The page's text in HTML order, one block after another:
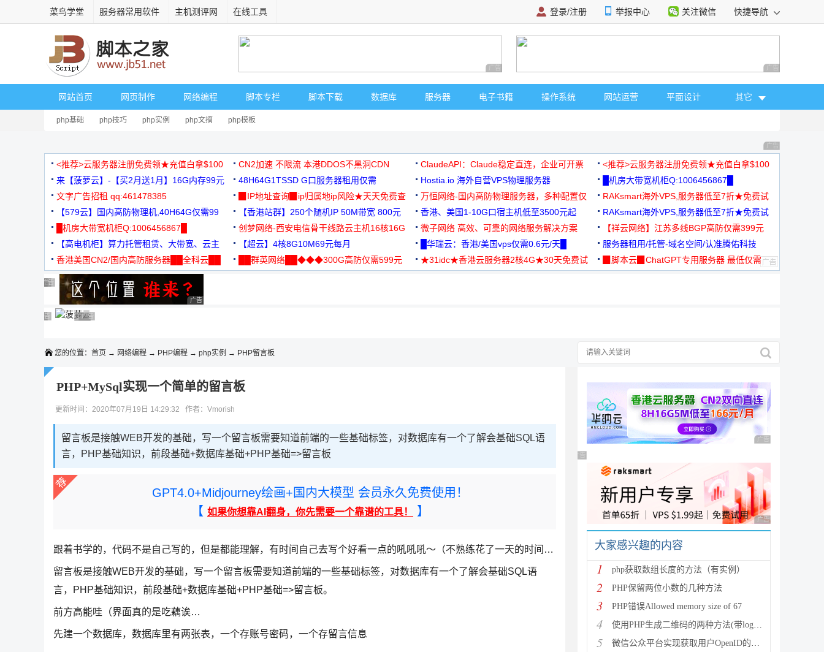
菜鸟学堂 服务器常用软件 主机测评网 在线工具 登录/注册 举报中心 关注微信 快捷导航
广告 商业广告，理性选择 广告 商业广告，理
网站首页 网页制作 网络编程 脚本专栏 脚本下载 数据库 服务器 电子书籍 操作系统 网站运营 平面设计 其它
php基础 php技巧 php实例 php文摘 php模板
广告 商业广告，理
<推荐>云服务器注册免费领★充值白拿$100 CN2加速 不限流 本港DDOS不黑洞CDN ClaudeAPI：Claude稳定直连，企业可开票
<推荐>云服务器注册免费领★充值白拿$100
来【菠萝云】-【买2月送1月】16G内存99元
48H64G1TSSD G口服务器租用仅需
3000+可免费测试
Hostia.io 海外自营VPS物理服务器
█机房大带宽机柜Q:1006456867█
文字广告招租 qq:461478385
▉IP地址查询▉ip归属地ip风险★天天免费查
万恒网络-国内高防物理服务器，多种配置仅
99元/月起
RAKsmart海外VPS,服务器低至7折★免费试
用★
【579云】国内高防物理机,40H64G仅需99
元
【香港站群】250个随机IP 50M带宽 800元 香港、美国1-10G口宿主机低至3500元起
RAKsmart海外VPS,服务器低至7折★免费试
用★
█机房大带宽机柜Q:1006456867█
创梦网络-西安电信骨干线路云主机16核16G
88元/月
微子网络 高效、可靠的网络服务解决方案
【祥云网络】江苏多线BGP高防仅需399元
【高电机柜】算力托管租赁、大带宽、云主
机
【超云】4核8G10M69元每月 █华瑞云：香港/美国vps仅需0.6元/天█
服务器租用/托管-域名空间/认准腾佑科技
香港美国CN2/国内高防服务器██全科云██
██群英网络██◆◆◆300G高防仅需599元
★31idc★香港云服务器2核4G★30天免费试
▉脚本云▉ChatGPT专用服务器 最低仅需
广告 商业广告，理性选择
广告 商业广告，理性选择
广告 商业广告，理性选择
广告 商业广告，理性选择
广告 商业广告，理性选择
广告 商业广告，理性选择
广告 商业广告，理性选择
广告 商业广告，理性选择广告 商业广告，理性选择
广告 商业广告，理性选择
您的位置： 首页 → 网络编程 → PHP编程 → php实例 → PHP留言板
PHP+MySql实现一个简单的留言板
更新时间：2020年07月19日 14:29:32 作者：Vmorish
留言板是接触WEB开发的基础，写一个留言板需要知道前端的一些基础标签，对数据库有一个了解会基础SQL语
言，PHP基础知识，前段基础+数据库基础+PHP基础=>留言板
GPT4.0+Midjourney绘画+国内大模型 会员永久免费使用！
【 如果你想靠AI翻身，你先需要一个靠谱的工具！ 】
跟着书学的，代码不是自己写的，但是都能理解，有时间自己去写个好看一点的吼吼吼～（不熟练花了一天的时间…
留言板是接触WEB开发的基础，写一个留言板需要知道前端的一些基础标签，对数据库有一个了解会基础SQL语
言，PHP基础知识，前段基础+数据库基础+PHP基础=>留言板。
前方高能哇（界面真的是吃藕诶…
先建一个数据库，数据库里有两张表，一个存账号密码，一个存留言信息
广告 商业广告，理性
广告 商业广告，理性选择
广告 商业广告，理性
大家感兴趣的内容
1 php获取数组长度的方法（有实例）
2 PHP保留两位小数的几种方法
3 PHP错误Allowed memory size of 67
4 使用PHP生成二维码的两种方法(带logo图像)
5 微信公众平台实现获取用户OpenID的方法